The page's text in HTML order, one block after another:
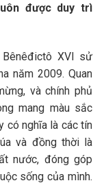
được duy trì
XVI sử
năm 2009. Quan
và chính phủ
mang màu sắc
có nghĩa là các tín
và đồng thời là
nước, đóng góp
sống của mình.